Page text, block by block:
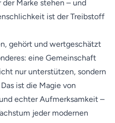
Marke stehen – und
ist der Treibstoff
gehört und wertgeschätzt
eine Gemeinschaft
nur unterstützen, sondern
ist die Magie von
echter Aufmerksamkeit –
jeder modernen